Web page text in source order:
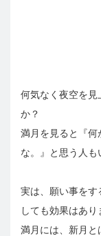
何気なく夜空を見
か？
満月を見ると『何
な。』と思う人も
実は、願い事をす
しても効果はあり
満月には、新月と